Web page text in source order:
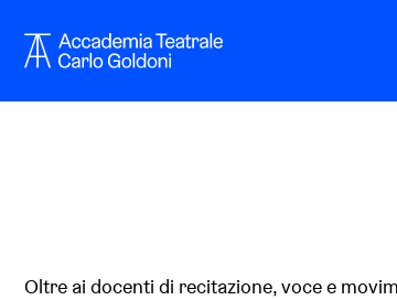
Oltre ai docenti di recitazione, voce e